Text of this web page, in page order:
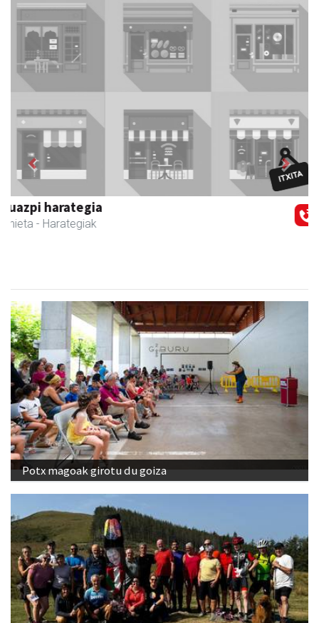
Magale Ikastetxea
Urnieta - Hezkuntza
Previous Next
Potx magoak girotu du goiza